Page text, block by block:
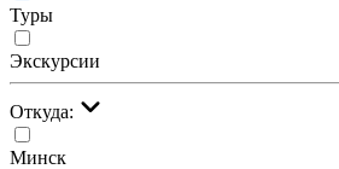
Туры
Экскурсии
Откуда:
Минск